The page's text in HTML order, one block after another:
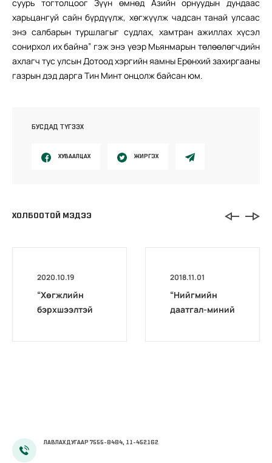
суурь тогтолцоог Зүүн өмнөд Азийн орнуудын дундаас
харьцангуй сайн бүрдүүлж, хөгжүүлж чадсан танай улсаас
энэ салбарын туршлагыг судлах, хамтран ажиллах хүсэл
сонирхол их байна” гэж энэ үеэр Мьянмарын төлөөлөгчдийн
ахлагч тус улсын Дотоод хэргийн яамны Ерөнхий захиргааны
газрын дэд дарга Тин Минт онцолж байсан юм.
БУСДАД ТҮГЭЭХ
ХУВААЛЦАХ ЖИРГЭХ
ХОЛБООТОЙ МЭДЭЭ
2020.10.19
“Хөгжлийн
бэрхшээлтэй
зохион
2018.11.01
“Нийгмийн
даатгал-миний
ЛАВЛАХ ДУГААР 7555-8484, 11-452162